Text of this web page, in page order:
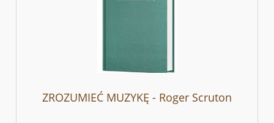
ZROZUMIEĆ MUZYKĘ - Roger Scruton